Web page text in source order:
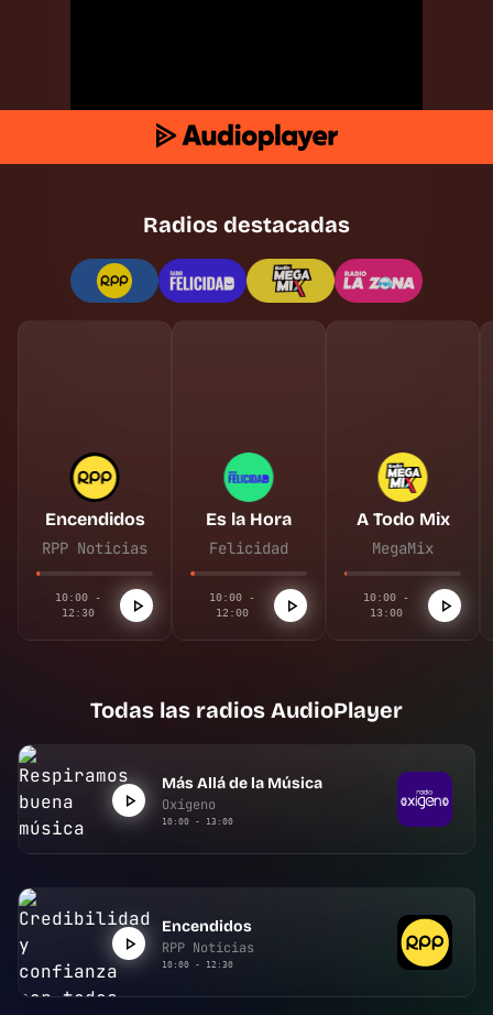
Radios destacadas
Encendidos
RPP Noticias
10:00 -
12:30
Es la Hora
Felicidad
10:00 -
12:00
A Todo Mix
MegaMix
10:00 -
13:00
Todas las radios AudioPlayer
Más Allá de la Música
Oxígeno
10:00 - 13:00
Encendidos
RPP Noticias
10:00 - 12:30